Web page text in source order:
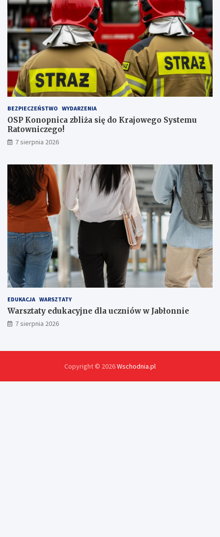
z
ą
l
c
z
b
ą
a
a
ż
e
r
!
BEZPIECZEŃSTWO WYDARZENIA
OSP Konopnica zbliża się do Krajowego Systemu
Ratowniczego!
7 sierpnia 2026
EDUKACJA WARSZTATY
Warsztaty edukacyjne dla uczniów w Jabłonnie
7 sierpnia 2026
Copyright © 2026Wschodnia.pl